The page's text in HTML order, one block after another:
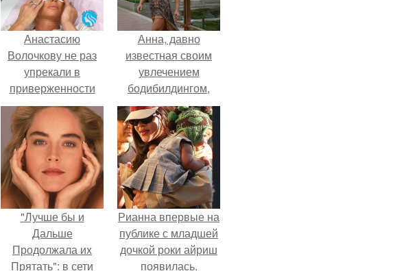
Анастасию
Волочкову не раз
упрекали в
приверженности
устаревшим бьюти -
процедурам.
Анна, давно
известная своим
увлечением
бодибилдингом,
впервые
попробовала себя
в роли модели.
"Лучше бы и
Дальше
Продолжала их
Прятать": в сети
Рианна впервые на
публике с младшей
дочкой роки айриш
появилась.